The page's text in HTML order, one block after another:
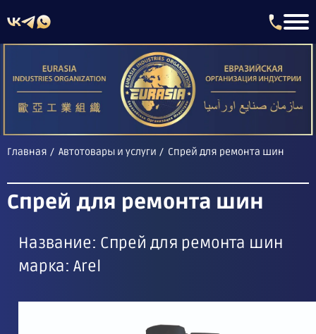
Главная Автотовары и услуги Спрей для ремонта шин
Спрей для ремонта шин
Название: Спрей для ремонта шин
марка: Arel